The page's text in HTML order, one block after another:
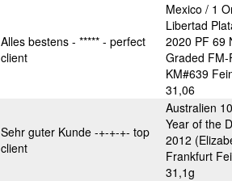
Alles bestens - ***** - perfect
client
Mexico / 1
Libertad
2020 PF 69
Graded
KM#639
31,06
Sehr guter Kunde -+-+-+- top
client
Australien
Year of the
2012
Frankfurt
31,1g